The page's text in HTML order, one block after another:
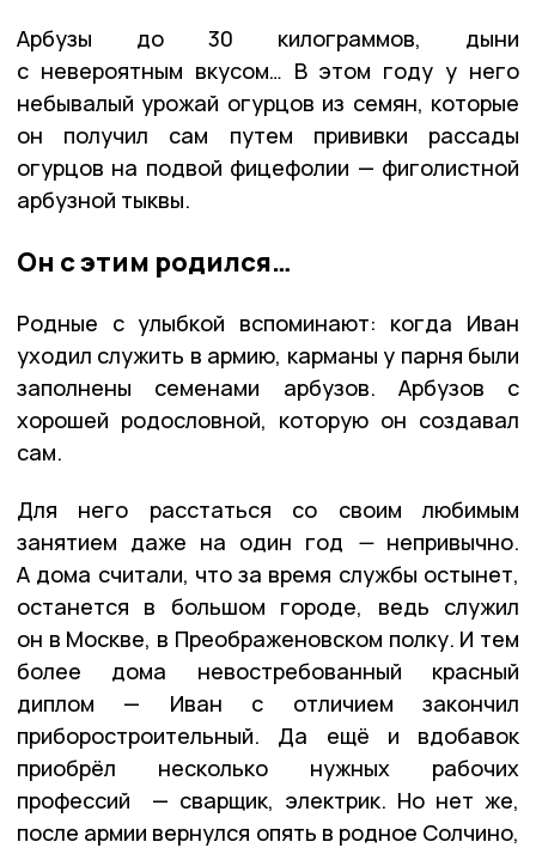
Арбузы до 30 килограммов, дыни
с невероятным вкусом… В этом году у него
небывалый урожай огурцов из семян, которые
он получил сам путем прививки рассады
огурцов на подвой фицефолии — фиголистной
арбузной тыквы.
Он с этим родился…
Родные с улыбкой вспоминают: когда Иван
уходил служить в армию, карманы у парня были
заполнены семенами арбузов. Арбузов с
хорошей родословной, которую он создавал
сам.
Для него расстаться со своим любимым
занятием даже на один год — непривычно.
А дома считали, что за время службы остынет,
останется в большом городе, ведь служил
он в Москве, в Преображеновском полку. И тем
более дома невостребованный красный
диплом — Иван с отличием закончил
приборостроительный. Да ещё и вдобавок
приобрёл несколько нужных рабочих
профессий — сварщик, электрик. Но нет же,
после армии вернулся опять в родное Солчино,